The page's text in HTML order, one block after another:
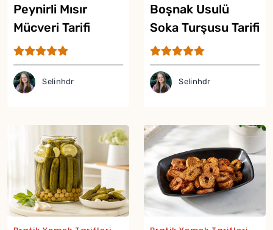
Peynirli Mısır
Mücveri Tarifi
Selinhdr
Boşnak Usulü
Soka Turşusu Tarifi
Selinhdr